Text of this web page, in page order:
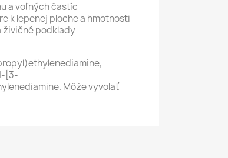
a voľných častíc
k lepenej ploche a hmotnosti
živičné podklady
[3-
Môže vyvolať